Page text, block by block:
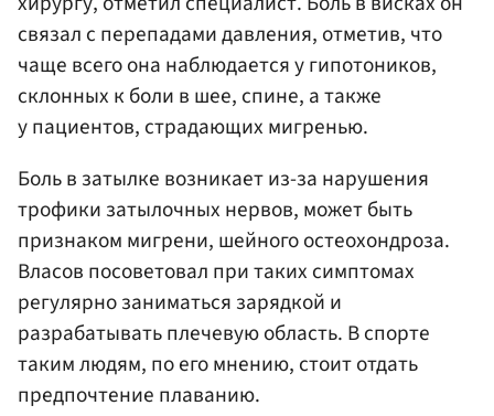
связал с перепадами давления, отметив, что
чаще всего она наблюдается у гипотоников,
склонных к боли в шее, спине, а также
у пациентов, страдающих мигренью.
Боль в затылке возникает из-за нарушения
трофики затылочных нервов, может быть
признаком мигрени, шейного остеохондроза.
Власов посоветовал при таких симптомах
регулярно заниматься зарядкой и
разрабатывать плечевую область. В спорте
таким людям, по его мнению, стоит отдать
предпочтение плаванию.